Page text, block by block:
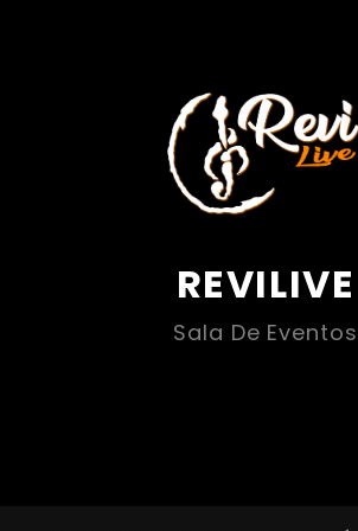
REVILIVE
Sala De Eventos